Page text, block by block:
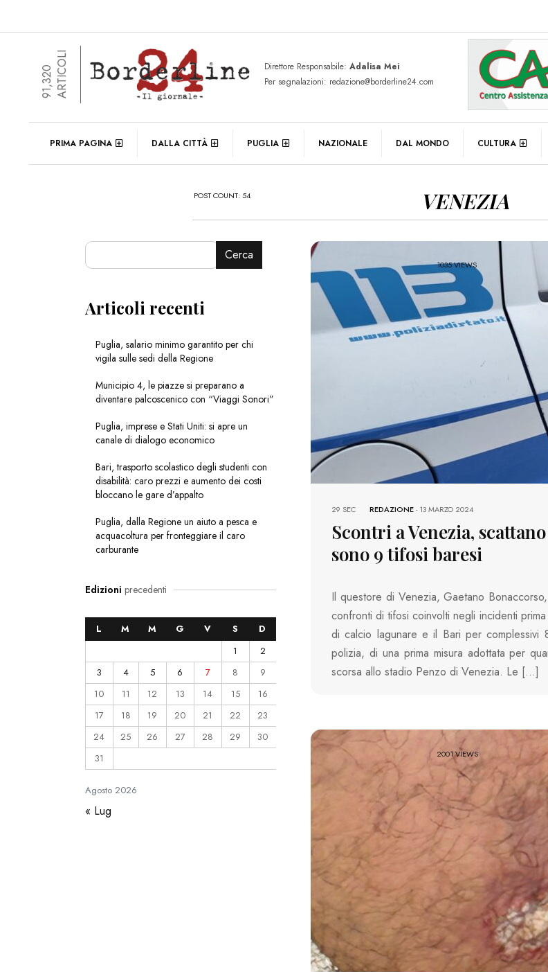
91,320ARTICOLI Direttore Responsabile: Adalisa Mei
Per segnalazioni: redazione@borderline24.com
PRIMA PAGINA DALLA CITTÀ PUGLIA NAZIONALE DAL MONDO CULTURA
POST COUNT: 54 VENEZIA
1035 VIEWS
REDAZIONE-13 MARZO 2024
29 SEC
Scontri a Venezia,
sono 9 tifosi baresi
Il questore di Venezia, Gaetano
confronti di tifosi coinvolti negli incidenti
di calcio lagunare e il Bari per complessivi
polizia, di una prima misura adottata per
scorsa allo stadio Penzo di Venezia. Le […]
2001 VIEWS
Cerca
Articoli recenti
Puglia, salario minimo garantito per chi
vigila sulle sedi della Regione
Municipio 4, le piazze si preparano a
diventare palcoscenico con “Viaggi Sonori”
Puglia, imprese e Stati Uniti: si apre un
canale di dialogo economico
Bari, trasporto scolastico degli studenti con
disabilità: caro prezzi e aumento dei costi
bloccano le gare d’appalto
Puglia, dalla Regione un aiuto a pesca e
acquacoltura per fronteggiare il caro
carburante
Edizioni precedenti
Agosto2026
L M M G V S
D
1
2
3
4 5 6 7 8
9
10
11 12 13 14 15
16
17
18 19 20 21 22
23
24
25 26 27 28 29
30
31
« Lug